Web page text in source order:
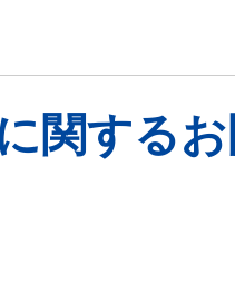
関する